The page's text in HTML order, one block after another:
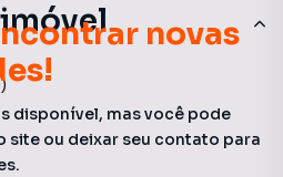
novas
disponível, mas você pode
site ou deixar seu contato para